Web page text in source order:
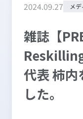
2024.09.27 メ
雑誌【
代表 柿内
した。